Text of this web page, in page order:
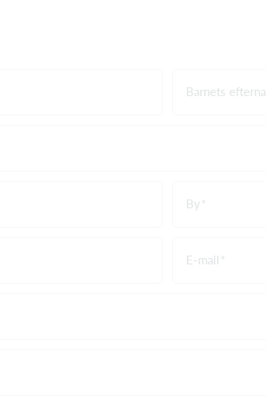
Barnets
By
E-mail